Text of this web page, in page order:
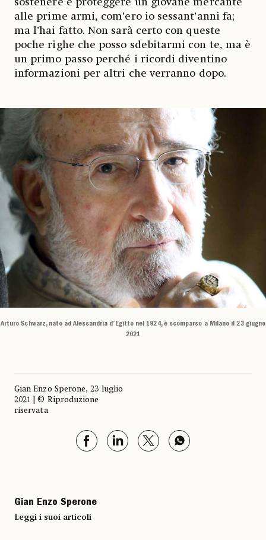
sostenere e proteggere un giovane mercante
alle prime armi, com’ero io sessant’anni fa;
ma l’hai fatto. Non sarà certo con queste
poche righe che posso sdebitarmi con te, ma è
un primo passo perché i ricordi diventino
informazioni per altri che verranno dopo.
Arturo Schwarz, nato ad Alessandria d’Egitto nel 1924, è scomparso a Milano il 23 giugno
2021
Gian Enzo Sperone, 23 luglio
2021 | © Riproduzione
riservata
Gian Enzo Sperone
Leggi i suoi articoli